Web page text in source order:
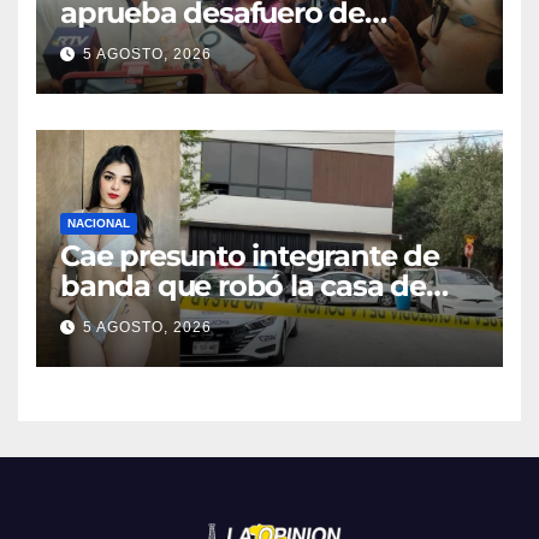
aprueba desafuero de
alcaldes de Ixhuatlán del
Sureste y Úrsulo Galván
5 AGOSTO, 2026
NACIONAL
Cae presunto integrante de
banda que robó la casa de
Karely Ruiz
5 AGOSTO, 2026